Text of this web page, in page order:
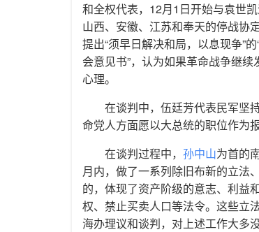
和全权代表，12月1日开始与袁世
山西、安徽、江苏和奉天的停战协
提出“须早日解决和局，以息现争”
会意见书”，认为如果革命战争继
心理。
在谈判中，伍廷芳代表民军坚
命党人方面愿以大总统的职位作为
在谈判过程中， 孙中山为首的
月内，做了一系列除旧布新的立法
的，体现了资产阶级的意志、利益
权、禁止买卖人口等法令。这些立
海办理议和谈判，对上述工作大多